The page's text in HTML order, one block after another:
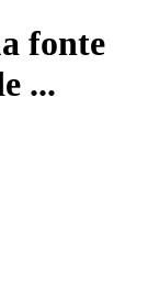
fonte
...